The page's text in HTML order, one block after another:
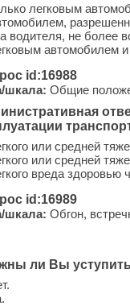
легковым
водителя, не более
автомобилем
id:16988
шкала: Общие
или средней
или средней
вреда здоровью
id:16989
шкала: Обгон,
ли Вы